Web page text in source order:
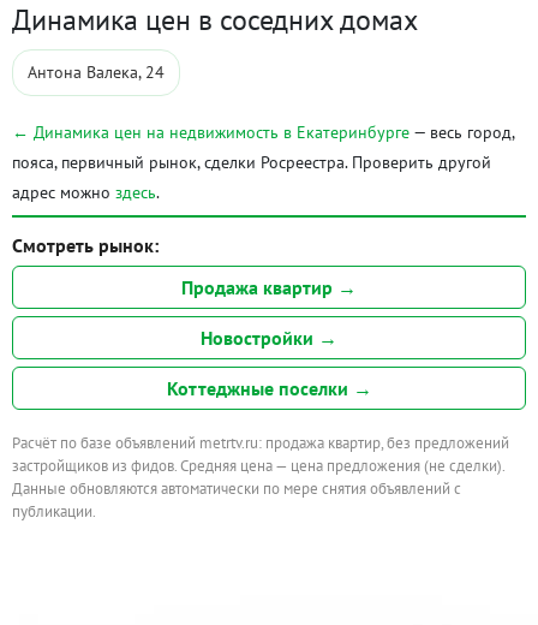
Динамика цен в соседних домах
Антона Валека, 24
← Динамика цен на недвижимость в Екатеринбурге — весь город,
пояса, первичный рынок, сделки Росреестра. Проверить другой
адрес можно здесь.
Смотреть рынок:
Продажа квартир →
Новостройки →
Коттеджные поселки →
Расчёт по базе объявлений metrtv.ru: продажа квартир, без предложений
застройщиков из фидов. Средняя цена — цена предложения (не сделки).
Данные обновляются автоматически по мере снятия объявлений с
публикации.